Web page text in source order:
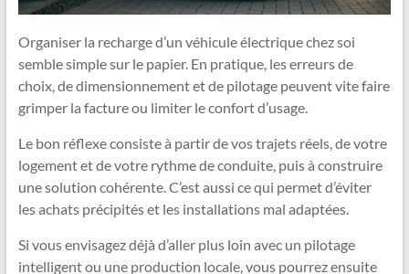
Organiser la recharge d’un véhicule électrique chez soi
semble simple sur le papier. En pratique, les erreurs de
choix, de dimensionnement et de pilotage peuvent vite faire
grimper la facture ou limiter le confort d’usage.
Le bon réflexe consiste à partir de vos trajets réels, de votre
logement et de votre rythme de conduite, puis à construire
une solution cohérente. C’est aussi ce qui permet d’éviter
les achats précipités et les installations mal adaptées.
Si vous envisagez déjà d’aller plus loin avec un pilotage
intelligent ou une production locale, vous pourrez ensuite